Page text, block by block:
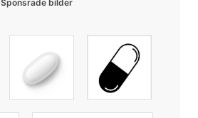
Sponsrade bilder